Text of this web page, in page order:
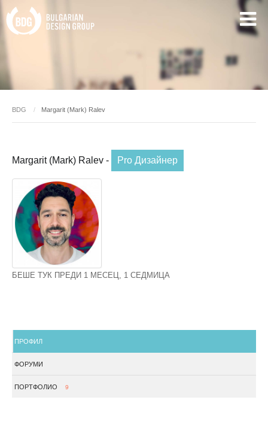
BDG Margarit (Mark) Ralev
Margarit (Mark) Ralev - Pro Дизайнер
БЕШЕ ТУК ПРЕДИ 1 МЕСЕЦ, 1 СЕДМИЦА
ПРОФИЛ
ФОРУМИ
ПОРТФОЛИО 9